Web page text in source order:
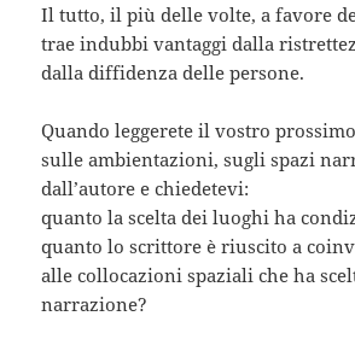
Il tutto, il più delle volte, a favore
trae indubbi vantaggi dalla
dalla diffidenza delle persone.
Quando leggerete il vostro
sulle ambientazioni, sugli spazi
dall’autore e chiedetevi:
quanto la scelta dei luoghi ha
quanto lo scrittore è riuscito a
alle collocazioni spaziali che ha
narrazione?